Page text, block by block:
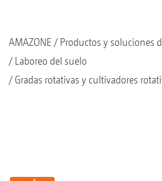
AMAZONE
Productos y soluciones
Laboreo del suelo
Gradas rotativas y cultivadores